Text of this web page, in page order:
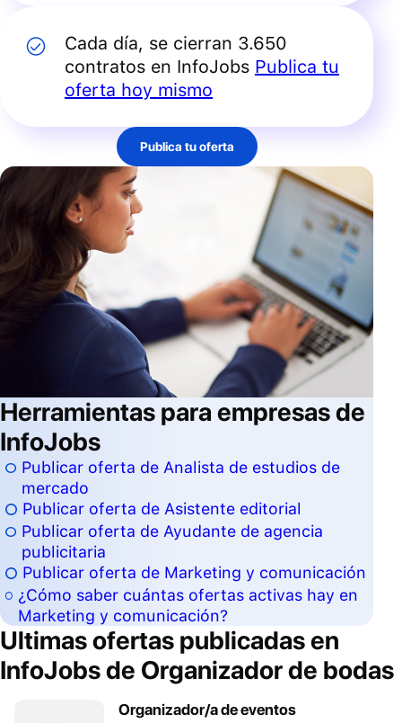
Cada día, se cierran 3.650
contratos en InfoJobs Publica tu
oferta hoy mismo
Publica tu oferta
Herramientas para empresas de
InfoJobs
Publicar oferta de Analista de estudios de
mercado
Publicar oferta de Asistente editorial
Publicar oferta de Ayudante de agencia
publicitaria
Publicar oferta de Marketing y comunicación
¿Cómo saber cuántas ofertas activas hay en
Marketing y comunicación?
Ultimas ofertas publicadas en
InfoJobs de Organizador de bodas
Organizador/a de eventos